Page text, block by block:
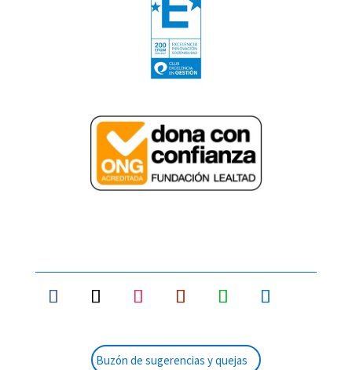
Buzón de sugerencias y quejas